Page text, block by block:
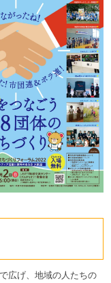
広げ、地域の人たちの